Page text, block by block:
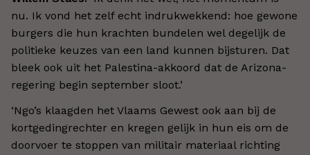
nu. Ik vond het zelf echt indrukwekkend: hoe gewone
burgers die hun krachten bundelen wel degelijk de
politieke keuzes van een land kunnen bijsturen. Dat
bleek ook uit het Palestina-akkoord dat de Arizona-
regering begin september sloot.’
‘Ngo’s klaagden het Vlaams Gewest ook aan bij de
kortgedingrechter en kregen gelijk in hun eis om de
doorvoer te stoppen van militair materiaal richting